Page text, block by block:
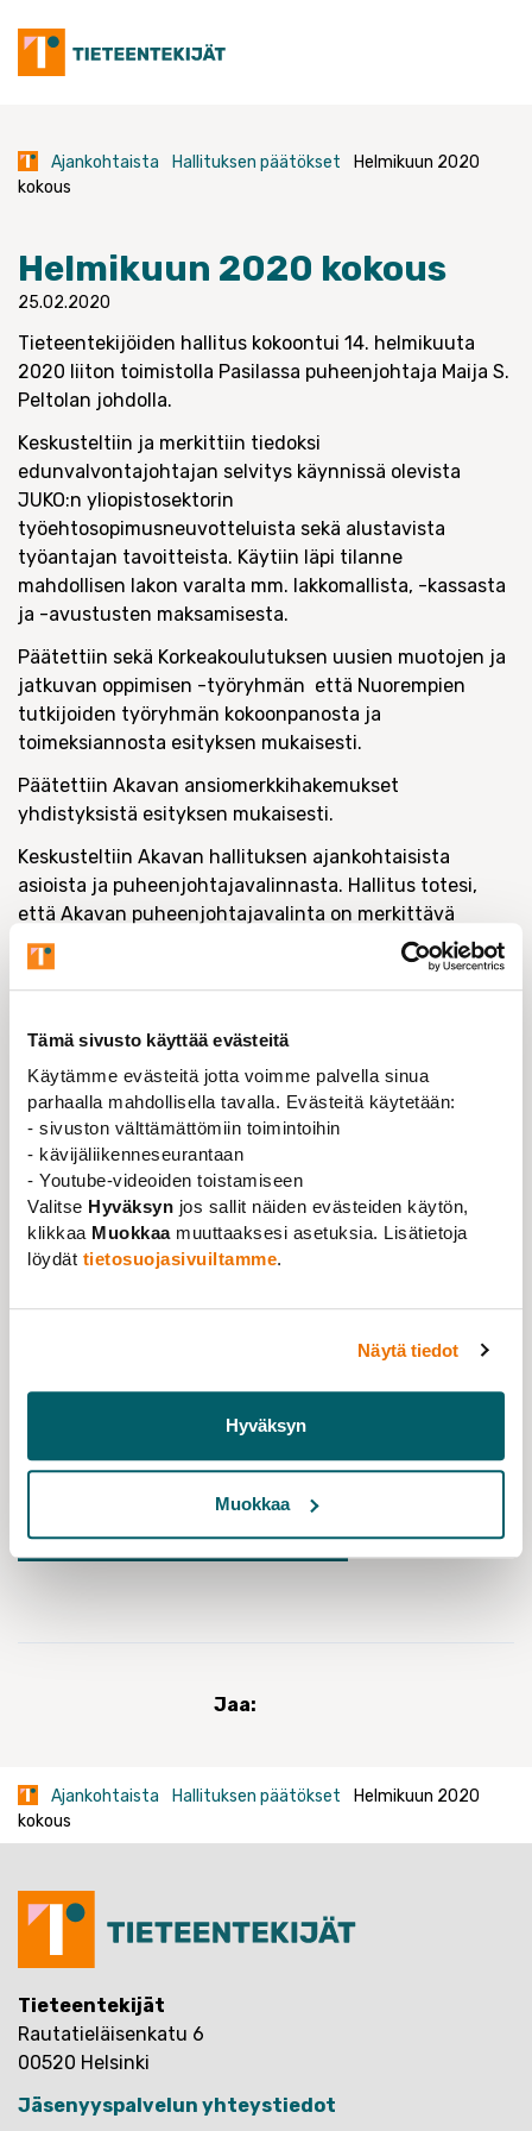
Tämä sivusto käyttää evästeitä
Käytämme evästeitä jotta voimme palvella sinua
parhaalla mahdollisella tavalla. Evästeitä käytetään:
- sivuston välttämättömiin toimintoihin
- kävijäliikenneseurantaan
- Youtube-videoiden toistamiseen
Valitse Hyväksyn jos sallit näiden evästeiden käytön,
klikkaa Muokkaamuuttaaksesi asetuksia. Lisätietoja
löydät tietosuojasivuiltamme.
Näytä tiedot
Hyväksyn
Muokkaa
content
Ajankohtaista Hallituksen päätökset
Helmikuun 2020
kokous
Helmikuun 2020 kokous
25.02.2020
Tieteentekijöiden hallitus kokoontui 14. helmikuuta
2020 liiton toimistolla Pasilassa puheenjohtaja Maija S.
Peltolan johdolla.
Keskusteltiin ja merkittiin tiedoksi
edunvalvontajohtajan selvitys käynnissä olevista
JUKO:n yliopistosektorin
työehtosopimusneuvotteluista sekä alustavista
työantajan tavoitteista. Käytiin läpi tilanne
mahdollisen lakon varalta mm. lakkomallista, -kassasta
ja -avustusten maksamisesta.
Päätettiin sekä Korkeakoulutuksen uusien muotojen ja
jatkuvan oppimisen -työryhmän että Nuorempien
tutkijoiden työryhmän kokoonpanosta ja
toimeksiannosta esityksen mukaisesti.
Päätettiin Akavan ansiomerkkihakemukset
yhdistyksistä esityksen mukaisesti.
Keskusteltiin Akavan hallituksen ajankohtaisista
asioista ja puheenjohtajavalinnasta. Hallitus totesi,
että Akavan puheenjohtajavalinta on merkittävä
tilaisuus keskustella Akavan ja koko
ammattiyhdistysliikkeen suunnasta ja järjestön
puheenjohtajaehdokas, päästään näistä teemoista ja
tulevan puheenjohtajan työlistasta keskustelemaan
riittävän monipuolisesti. Hallitus päätti kannattaa
avoimia ja aitoja vaaleja Akavan puheenjohtajuudesta
ja valtuutti toiminnanjohtajan tekemään
puheenjohtajaehdokastunnusteluja.
Päätettiin valita Akavan liittokokoukseen 26.5.2020
Tieteentekijöiden edustajina Tero Karjalainen ja Lotta
Alhonnoro sekä varaedustajiksi Johanna Moisio ja Mia
Päätettiin kommentoida liiton kanavissa Suomen
maahanmuuttoon ja kansainvälisten osaajien
Seuraava hallituksen kokous on 6. maaliskuuta 2020.
HALLITUKSEN PÄÄTÖKSET Lähiliitto
Jaa:
Ajankohtaista Hallituksen päätökset
Helmikuun 2020
kokous
Tieteentekijät
Rautatieläisenkatu 6
00520 Helsinki
Jäsenyyspalvelun yhteystiedot